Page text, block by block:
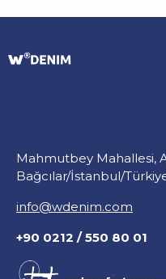
Mahmutbey Mahallesi,
Bağcılar/İstanbul/
info@wdenim.com
+90 0212 / 550 80 01